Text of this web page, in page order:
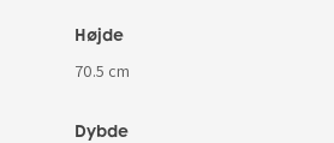
Højde
70.5 cm
Dybde